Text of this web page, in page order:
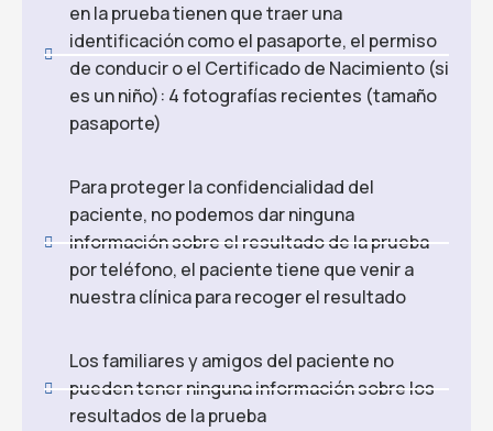
en la prueba tienen que traer una
identificación como el pasaporte, el permiso
de conducir o el Certificado de Nacimiento (si
es un niño): 4 fotografías recientes (tamaño
pasaporte)
Para proteger la confidencialidad del
paciente, no podemos dar ninguna
información sobre el resultado de la prueba
por teléfono, el paciente tiene que venir a
nuestra clínica para recoger el resultado
Los familiares y amigos del paciente no
pueden tener ninguna información sobre los
resultados de la prueba